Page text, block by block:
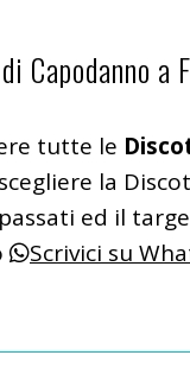
Capodanno a
tutte le
la
ed il
Scrivici su